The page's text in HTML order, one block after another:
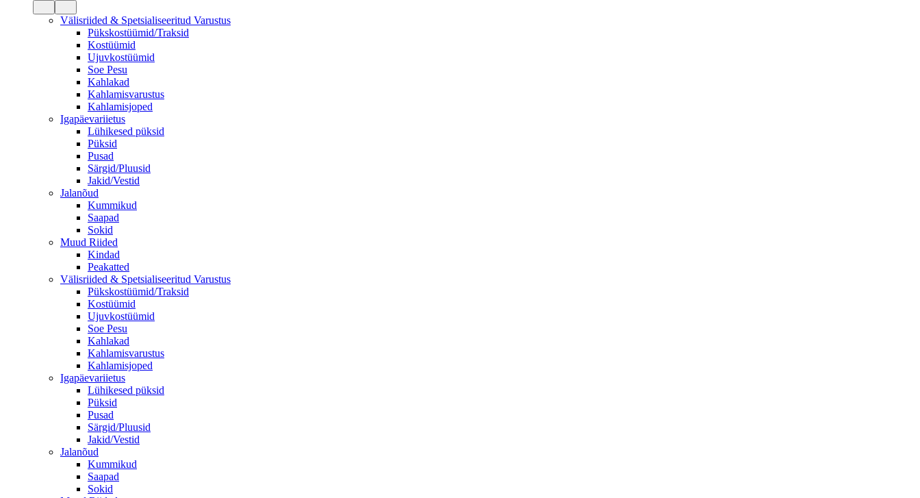
Välisriided & Spetsialiseeritud Varustus
Pükskostüümid/Traksid
Kostüümid
Ujuvkostüümid
Soe Pesu
Kahlakad
Kahlamisvarustus
Kahlamisjoped
Igapäevariietus
Lühikesed püksid
Püksid
Pusad
Särgid/Pluusid
Jakid/Vestid
Jalanõud
Kummikud
Saapad
Sokid
Muud Riided
Kindad
Peakatted
Välisriided & Spetsialiseeritud Varustus
Pükskostüümid/Traksid
Kostüümid
Ujuvkostüümid
Soe Pesu
Kahlakad
Kahlamisvarustus
Kahlamisjoped
Igapäevariietus
Lühikesed püksid
Püksid
Pusad
Särgid/Pluusid
Jakid/Vestid
Jalanõud
Kummikud
Saapad
Sokid